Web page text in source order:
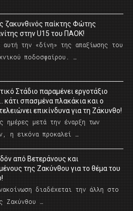
ζακυνθινός παίκτης Φώτης
στην U15 του ΠΑΟΚ!
αυτή την «δίνη» της απαξίωσης του
ποδοσφαίρου. …
Στάδιο παραμένει εργοτάξιο
κάτι σπασμένα πλακάκια και ο
επικίνδυνα για τη Ζάκυνθο!
ημέρες μετά την έναρξη των
η εικόνα προκαλεί …
από Βετεράνους και
της Ζακύνθου για το θέμα του
διαδέχεται την άλλη στο
Ζακύνθου …